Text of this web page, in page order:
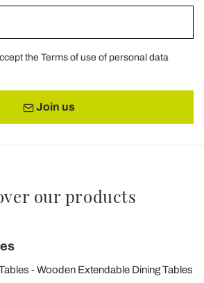
the Terms of use of personal data
Join us
our products
Wooden Extendable Dining Tables